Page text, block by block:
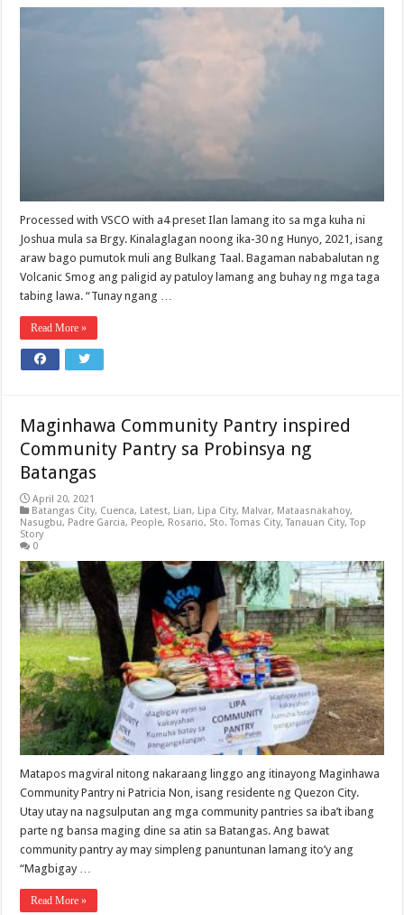
Processed with VSCO with a4 preset Ilan lamang ito sa mga kuha ni
Joshua mula sa Brgy. Kinalaglagan noong ika-30 ng Hunyo, 2021, isang
araw bago pumutok muli ang Bulkang Taal. Bagaman nababalutan ng
Volcanic Smog ang paligid ay patuloy lamang ang buhay ng mga taga
tabing lawa. “Tunay ngang …
Read More »
Maginhawa Community Pantry inspired
Community Pantry sa Probinsya ng
Batangas
April 20, 2021
Batangas City, Cuenca, Latest, Lian, Lipa City, Malvar, Mataasnakahoy,
Nasugbu, Padre Garcia, People, Rosario, Sto. Tomas City,Tanauan City,Top
Story
0
Matapos magviral nitong nakaraang linggo ang itinayong Maginhawa
Community Pantry ni Patricia Non, isang residente ng Quezon City.
Utay utay na nagsulputan ang mga community pantries sa iba’t ibang
parte ng bansa maging dine sa atin sa Batangas. Ang bawat
community pantry ay may simpleng panuntunan lamang ito’y ang
“Magbigay …
Read More »